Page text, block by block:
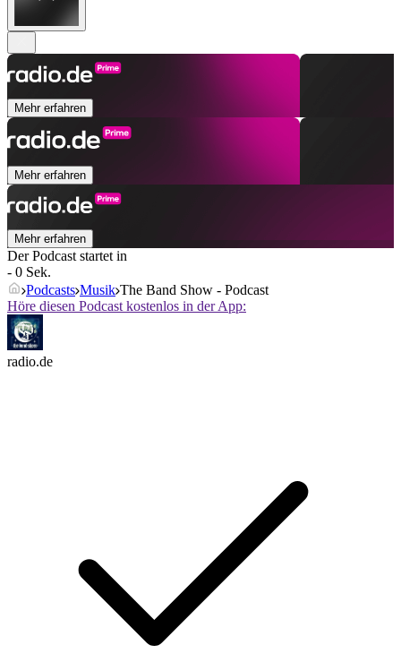
Mehr erfahren
Mehr erfahren
Mehr erfahren
Der Podcast startet in
- 0 Sek.
Podcasts Musik The Band Show - Podcast
Höre diesen Podcast kostenlos in der App:
radio.de